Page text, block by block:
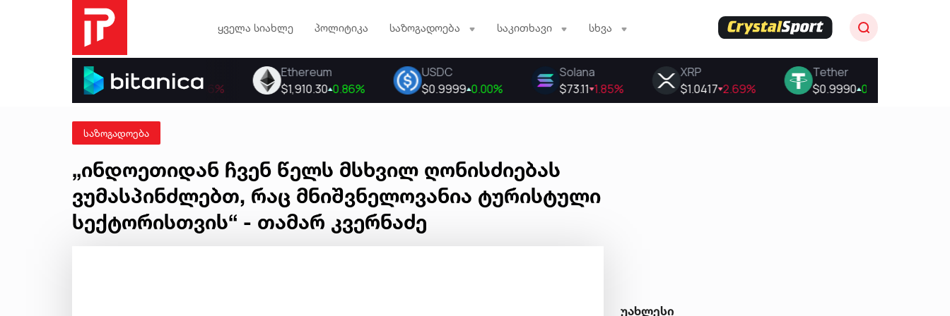
ყველა სიახლე პოლიტიკა საზოგადოება საკითხავი სხვა
საზოგადოება
„ინდოეთიდან ჩვენ წელს მსხვილ ღონისძიებას
ვუმასპინძლებთ, რაც მნიშვნელოვანია ტურისტული
სექტორისთვის“ - თამარ კვერნაძე
უახლესი